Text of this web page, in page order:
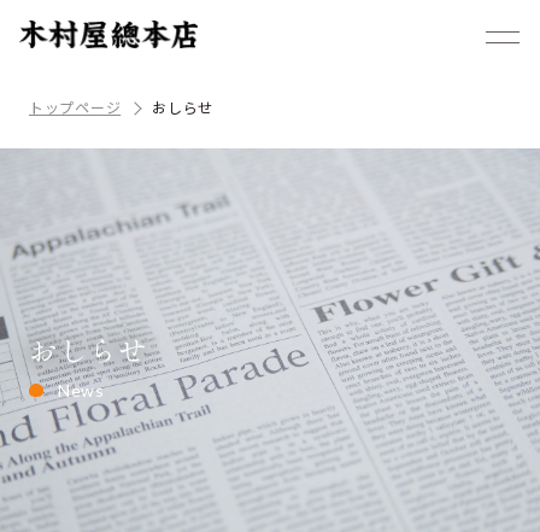
トップページ おしらせ
おしらせ
News